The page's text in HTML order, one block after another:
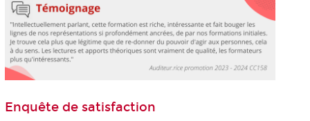
Enquête de satisfaction